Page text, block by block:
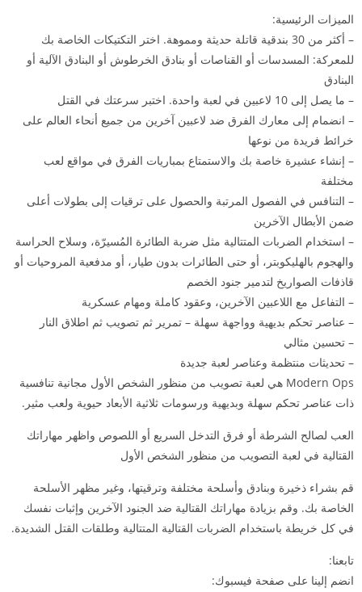
الميزات الرئيسية:
– أكثر من 30 بندقية قاتلة حديثة ومموهة. اختر التكتيكات الخاصة بك
للمعركة: المسدسات أو القناصات أو بنادق الخرطوش أو البنادق الآلية أو
البنادق
– ما يصل إلى 10 لاعبين في لعبة واحدة. اختبر سرعتك في القتل
– انضمام إلى معارك الفرق ضد لاعبين آخرين من جميع أنحاء العالم على
خرائط فريدة من نوعها
– إنشاء عشيرة خاصة بك والاستمتاع بمباريات الفرق في مواقع لعب
مختلفة
– التنافس في الفصول المرتبة والحصول على ترقيات إلى بطولات أعلى
ضمن الأبطال الآخرين
– استخدام الضربات المتتالية مثل ضربة الطائرة المُسيرّة، وسلاح الحراسة
والهجوم بالهليكوبتر، أو حتى الطائرات بدون طيار، أو مدفعية المروحيات أو
قاذفات الصواريخ لتدمير جنود الخصم
– التفاعل مع اللاعبين الآخرين، وعقود كاملة ومهام عسكرية
– عناصر تحكم بديهية وواجهة سهلة – تمرير ثم تصويب ثم اطلاق النار
– تحسين مثالي
– تحديثات منتظمة وعناصر لعبة جديدة
Modern Ops هي لعبة تصويب من منظور الشخص الأول مجانية تنافسية
ذات عناصر تحكم سهلة وبديهية ورسومات ثلاثية الأبعاد حيوية ولعب مثير.
العب لصالح الشرطة أو فرق التدخل السريع أو اللصوص واظهر مهاراتك
القتالية في لعبة التصويب من منظور الشخص الأول
قم بشراء ذخيرة وبنادق وأسلحة مختلفة وترقيتها، وغير مظهر الأسلحة
الخاصة بك. وقم بزيادة مهاراتك القتالية ضد الجنود الآخرين وإثبات نفسك
في كل خريطة باستخدام الضربات القتالية المتتالية وطلقات القتل الشديدة.
تابعنا:
انضم إلينا على صفحة فيسبوك: